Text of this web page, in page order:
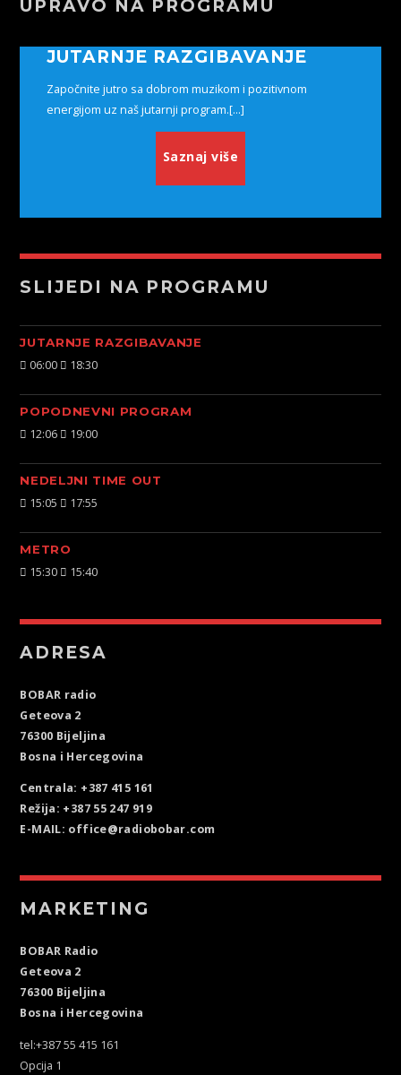
UPRAVO NA PROGRAMU
JUTARNJE RAZGIBAVANJE
Započnite jutro sa dobrom muzikom i pozitivnom
energijom uz naš jutarnji program.[...]
Saznaj više
SLIJEDI NA PROGRAMU
JUTARNJE RAZGIBAVANJE
06:00 18:30
POPODNEVNI PROGRAM
12:06 19:00
NEDELJNI TIME OUT
15:05 17:55
METRO
15:30 15:40
ADRESA
BOBAR radio
Geteova 2
76300 Bijeljina
Bosna i Hercegovina
Centrala: +387 415 161
Režija: +387 55 247 919
E-MAIL: office@radiobobar.com
MARKETING
BOBAR Radio
Geteova 2
76300 Bijeljina
Bosna i Hercegovina
tel:+387 55 415 161
Opcija 1